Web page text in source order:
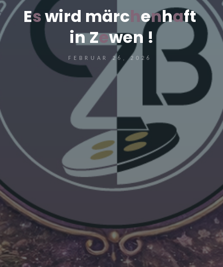
Eswird märchenhaft
inZewen !
FEBRUAR 26, 2026